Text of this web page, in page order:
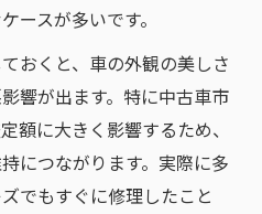
ースが多いです。
おくと、車の外観の美しさ
響が出ます。特に中古車市
額に大きく影響するため、
につながります。実際に多
でもすぐに修理したこと